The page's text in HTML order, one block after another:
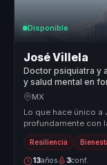
Disponible
José Villela
Doctor psiquiatra y
y salud mental en
MX
Lo que hace único a
profundamente con
de super...
Resiliencia
13años 3conf.